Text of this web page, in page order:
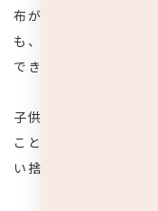
布が使用されており、
も、フィルターの目が
できます。
子供の場合、唾液や鼻
こともよくあるので、
い捨てマスクは最適で